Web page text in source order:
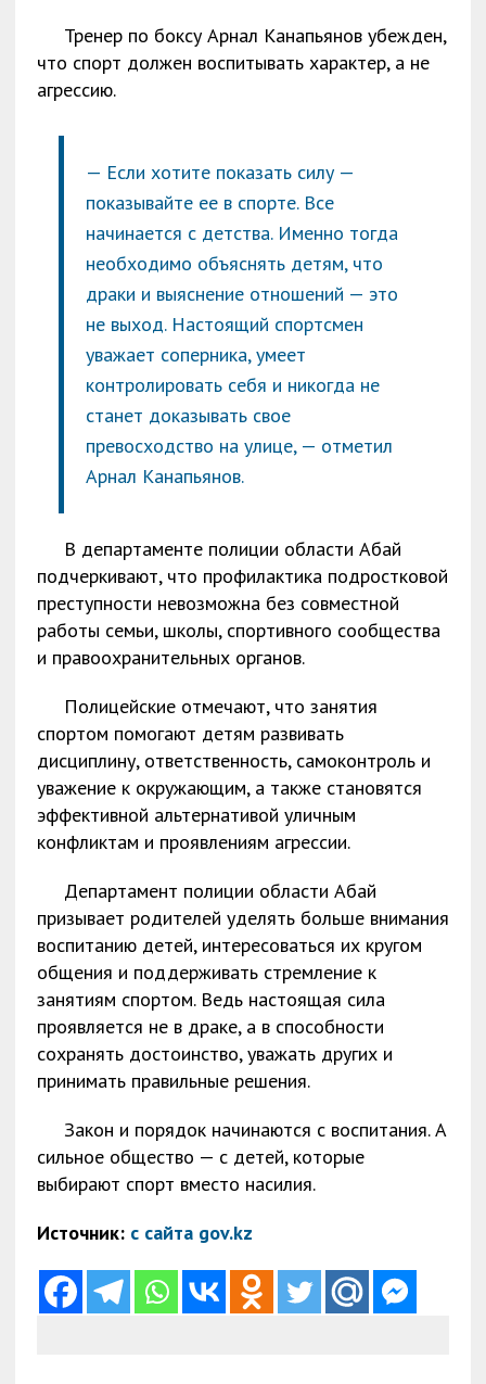
Тренер по боксу Арнал Канапьянов убежден,
что спорт должен воспитывать характер, а не
агрессию.
— Если хотите показать силу —
показывайте ее в спорте. Все
начинается с детства. Именно тогда
необходимо объяснять детям, что
драки и выяснение отношений — это
не выход. Настоящий спортсмен
уважает соперника, умеет
контролировать себя и никогда не
станет доказывать свое
превосходство на улице, — отметил
Арнал Канапьянов.
В департаменте полиции области Абай
подчеркивают, что профилактика подростковой
преступности невозможна без совместной
работы семьи, школы, спортивного сообщества
и правоохранительных органов.
Полицейские отмечают, что занятия
спортом помогают детям развивать
дисциплину, ответственность, самоконтроль и
уважение к окружающим, а также становятся
эффективной альтернативой уличным
конфликтам и проявлениям агрессии.
Департамент полиции области Абай
призывает родителей уделять больше внимания
воспитанию детей, интересоваться их кругом
общения и поддерживать стремление к
занятиям спортом. Ведь настоящая сила
проявляется не в драке, а в способности
сохранять достоинство, уважать других и
принимать правильные решения.
Закон и порядок начинаются с воспитания. А
сильное общество — с детей, которые
выбирают спорт вместо насилия.
Источник: с сайта gov.kz